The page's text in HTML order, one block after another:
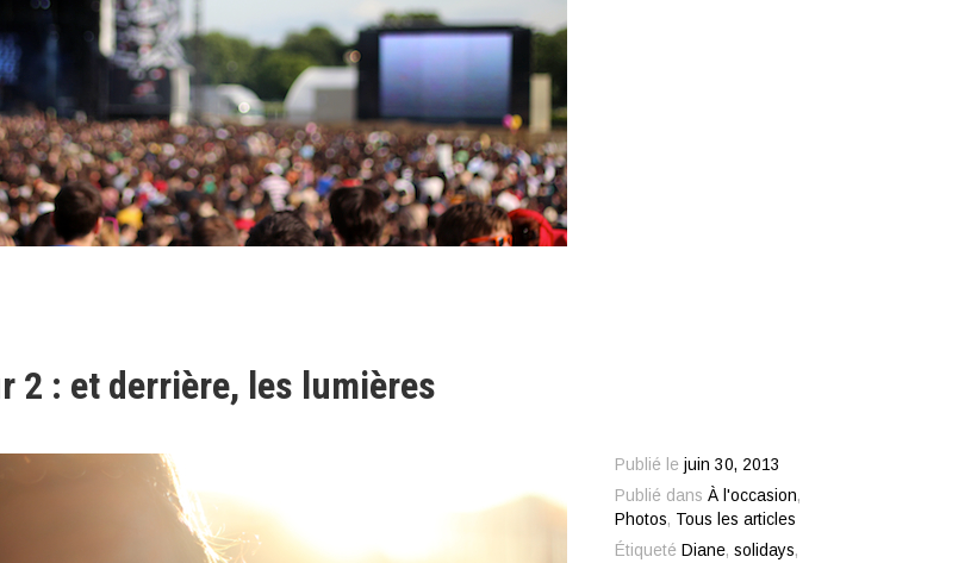
2 : et derrière, les lumières
Publié lejuin 30, 2013
Publié dansÀ l'occasion,
Photos, Tous les articles
Étiqueté Diane,solidays,